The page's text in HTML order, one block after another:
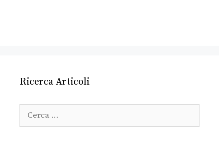
Ricerca Articoli